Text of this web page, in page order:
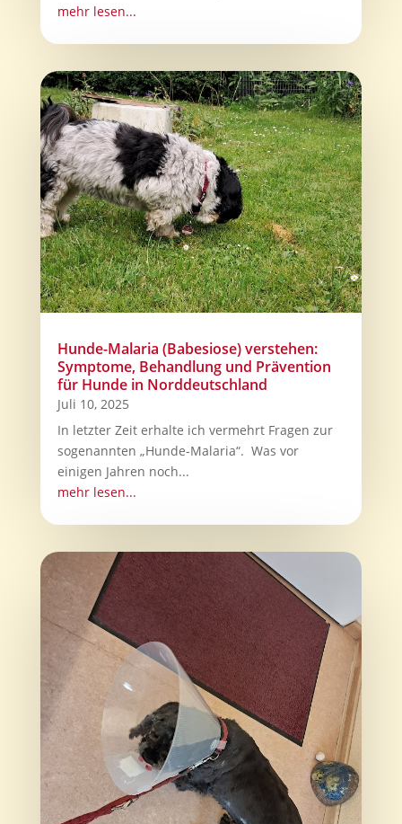
mehr lesen...
Hunde-Malaria (Babesiose) verstehen:
Symptome, Behandlung und Prävention
für Hunde in Norddeutschland
Juli 10, 2025
In letzter Zeit erhalte ich vermehrt Fragen zur
sogenannten „Hunde-Malaria“. Was vor
einigen Jahren noch...
mehr lesen...